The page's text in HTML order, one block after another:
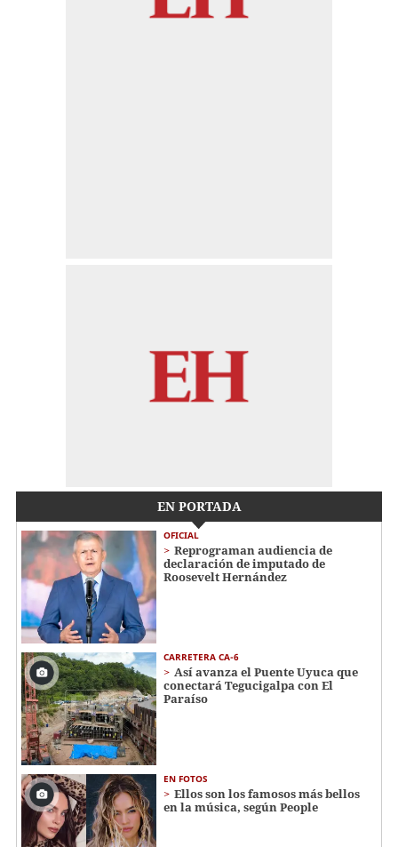
EN PORTADA
OFICIAL
Reprograman audiencia de
declaración de imputado de
Roosevelt Hernández
CARRETERA CA-6
Así avanza el Puente Uyuca que
conectará Tegucigalpa con El
Paraíso
EN FOTOS
Ellos son los famosos más bellos
en la música, según People